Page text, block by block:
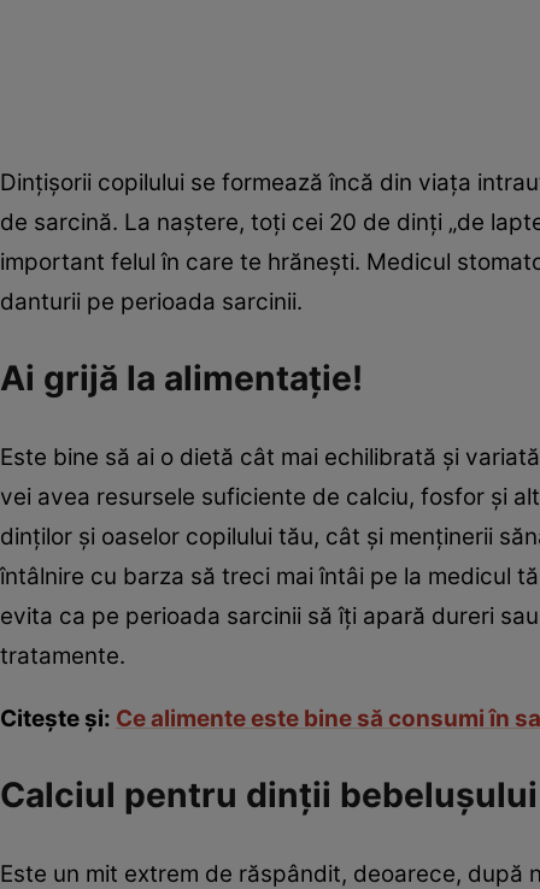
Dinţişorii copilului se formează încă din viaţa
de sarcină. La naştere, toţi cei 20 de dinţi „de
important felul în care te hrăneşti. Medicul
danturii pe perioada sarcinii.
Ai grijă la alimentaţie!
Este bine să ai o dietă cât mai echilibrată şi
vei avea resursele suficiente de calciu, fosfor şi
dinţilor şi oaselor copilului tău, cât şi menţinerii
întâlnire cu barza să treci mai întâi pe la medicul
evita ca pe perioada sarcinii să îţi apară dureri
tratamente.
Citeşte şi: Ce alimente este bine să consumi în
Calciul pentru dinţii
Este un mit extrem de răspândit, deoarece, după